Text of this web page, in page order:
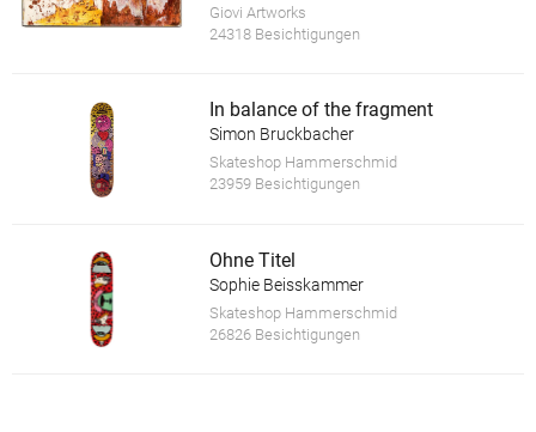
Giovi Artworks
24318 Besichtigungen
In balance of the fragment
Simon Bruckbacher
Skateshop Hammerschmid
23959 Besichtigungen
Ohne Titel
Sophie Beisskammer
Skateshop Hammerschmid
26826 Besichtigungen